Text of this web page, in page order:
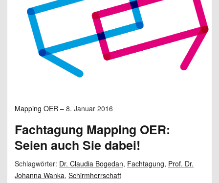
Mapping OER – 8. Januar 2016
Fachtagung Mapping OER:
Seien auch Sie dabei!
Schlagwörter: Dr. Claudia Bogedan, Fachtagung, Prof. Dr.
Johanna Wanka, Schirmherrschaft